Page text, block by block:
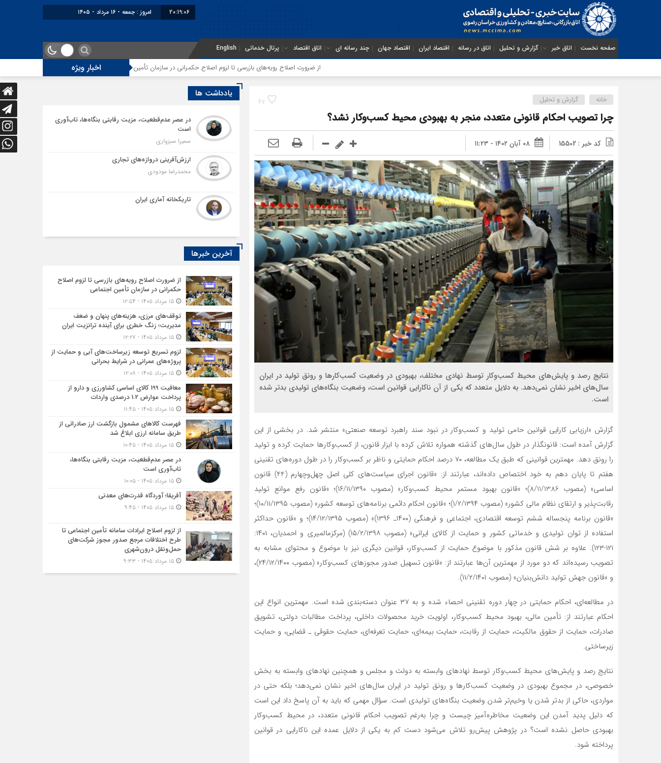
20:19:07 امروز : جمعه - ۱۶ مرداد - ۱۴۰۵
صفحه نخست اتاق خبر گزارش و تحلیل اتاق در رسانه اقتصاد ایران اقتصاد جهان چند رسانه ای اتاق اقتصاد پرتال خدماتی English
اخبار ویژه از ضرورت اصلاح رویه‌های بازرسی تا لزوم اصلاح حکمرانی در سازمان تأمین اجتماعی توقف‌های مرزی، هزینه‌های پنهان و ضعف
47 خانه گزارش و تحلیل
چرا تصویب احکام قانونی متعدد، منجر به بهبودی محیط کسب‌وکار نشد؟
کد خبر : 15502 ۰۸ آبان ۱۴۰۲ - ۱۱:۲۳
نتایج رصد و پایش‌های محیط کسب‌وکار توسط نهادی مختلف، بهبودی در وضعیت کسب‌کارها و رونق تولید در ایران
سال‌های اخیر نشان نمی‌دهد. به دلایل متعدد که یکی از آن ناکارایی قوانین است، وضعیت بنگاه‌های تولیدی بدتر شده
است.
گزارش «ارزیابی کارایی قوانین حامی تولید و کسب‌وکار در نبود سند راهبرد توسعه صنعتی» منتشر شد. در بخشی از این
گزارش آمده است: قانونگذار در طول سال‌های گذشته همواره تلاش کرده با ابزار قانون، از کسب‌وکارها حمایت کرده و تولید
را رونق دهد. مهمترین قوانینی که طبق یک مطالعه، ۷۰ درصد احکام حمایتی و ناظر بر کسب‌وکار را در طول دوره‌های تقنینی
هفتم تا پایان دهم به خود اختصاص داده‌اند، عبارتند از: «قانون اجرای سیاست‌های کلی اصل چهل‌وچهارم (44) قانون
اساسی» (مصوب 8/11/1386)؛ «قانون بهبود مستمر محیط کسب‌وکار» (مصوب ۱۶/۱۱/۱۳۹۰)؛ «قانون رفع موانع تولید
رقابت‌پذیر و ارتقای نظام مالی کشور» (مصوب ۱/۲/۱۳۹۴)؛ «قانون احکام دائمی برنامه‌های توسعه کشور» (مصوب ۱۰/۱۱/۱۳۹۵)؛
«قانون برنامه پنجساله ششم توسعه اقتصادی، اجتماعی و فرهنگی (۱۴۰۰ـ ۱۳۹۶)» (مصوب ۱۴/۱۲/۱۳۹۵)؛ و «قانون حداکثر
استفاده از توان تولیدی و خدماتی کشور و حمایت از کالای ایرانی» (مصوب ۱۵/۲/۱۳۹۸) (مرکزمالمیری و احمدیان، ۱۴۰۱:
۱۲۱-۱۲۳). علاوه بر شش قانون مذکور با موضوع حمایت از کسب‌وکار، قوانین دیگری نیز با موضوع و محتوای مشابه به
تصویب رسیده‌اند که دو مورد از مهمترین آن‌ها عبارتند از: «قانون تسهیل صدور مجوزهای کسب‌وکار» (مصوب ۲۴/۱۲/۱۴۰۰)،
و «قانون جهش تولید دانش‌بنیان» (مصوب ۱۱/۲/۱۴۰۱).
در مطالعه‌ای، احکام حمایتی در چهار دوره تقنینی احصاء شده و به ۳۷ عنوان دسته‌بندی شده است. مهمترین انواع این
احکام عبارتند از: تأمین مالی، بهبود محیط کسب‌وکار، اولویت خرید محصولات داخلی، پرداخت مطالبات دولتی، تشویق
صادرات، حمایت از حقوق مالکیت، حمایت از رقابت، حمایت بیمه‌ای، حمایت تعرفه‌ای، حمایت حقوقی ـ قضایی، و حمایت
زیرساختی.
نتایج رصد و پایش‌های محیط کسب‌وکار توسط نهادهای وابسته به دولت و مجلس و همچنین نهادهای وابسته به بخش
خصوصی، در مجموع بهبودی در وضعیت کسب‌کارها و رونق تولید در ایران سال‌های اخیر نشان نمی‌دهد؛ بلکه حتی در
مواردی، حاکی از بدتر شدن یا وخیم‌تر شدن وضعیت بنگاه‌های تولیدی است. سؤال مهمی که باید به آن پاسخ داد این است
که دلیل پدید آمدن این وضعیت مخاطره‌آمیز چیست و چرا به‌رغم تصویب احکام قانونی متعدد، در محیط کسب‌وکار
بهبودی حاصل نشده است؟ در پژوهش پیش‌رو تلاش می‌شود دست کم به یکی از دلایل عمده این ناکارایی در قوانین
پرداخته شود.
یادداشت ها
در عصر عدم‌قطعیت، مزیت رقابتی بنگاه‌ها، تاب‌آوری
است
سمیرا سبزواری
ارزش‌آفرینی دروازه‌های تجاری
محمدرضا مودودی
تاریکخانه آماری ایران
آخرین خبرها
از ضرورت اصلاح رویه‌های بازرسی تا لزوم اصلاح
حکمرانی در سازمان تأمین اجتماعی
۱۵ مرداد ۱۴۰۵ - ۱۲:۵۴
توقف‌های مرزی، هزینه‌های پنهان و ضعف
مدیریت؛ زنگ خطری برای آینده ترانزیت ایران
۱۵ مرداد ۱۴۰۵ - ۱۲:۲۷
لزوم تسریع توسعه زیرساخت‌های آبی و حمایت از
پروژه‌های عمرانی در شرایط بحرانی
۱۵ مرداد ۱۴۰۵ - ۱۲:۰۸
معافیت 199 کالای اساسی کشاورزی و دارو از
پرداخت عوارض 1.2 درصدی واردات
۱۵ مرداد ۱۴۰۵ - ۱۱:۴۵
فهرست کالاهای مشمول بازگشت ارز صادراتی از
طریق سامانه ارزی ابلاغ شد
۱۵ مرداد ۱۴۰۵ - ۱۰:۴۵
در عصر عدم‌قطعیت، مزیت رقابتی بنگاه‌ها،
تاب‌آوری است
۱۵ مرداد ۱۴۰۵ - ۱۰:۰۵
آفریقا؛ آوردگاه قدرت‌های معدنی
۱۵ مرداد ۱۴۰۵ - ۹:۴۵
از لزوم اصلاح ایرادات سامانه تأمین اجتماعی تا
طرح اختلافات مرجع صدور مجوز شرکت‌های
حمل‌ونقل درون‌شهری
۱۵ مرداد ۱۴۰۵ - ۹:۳۳